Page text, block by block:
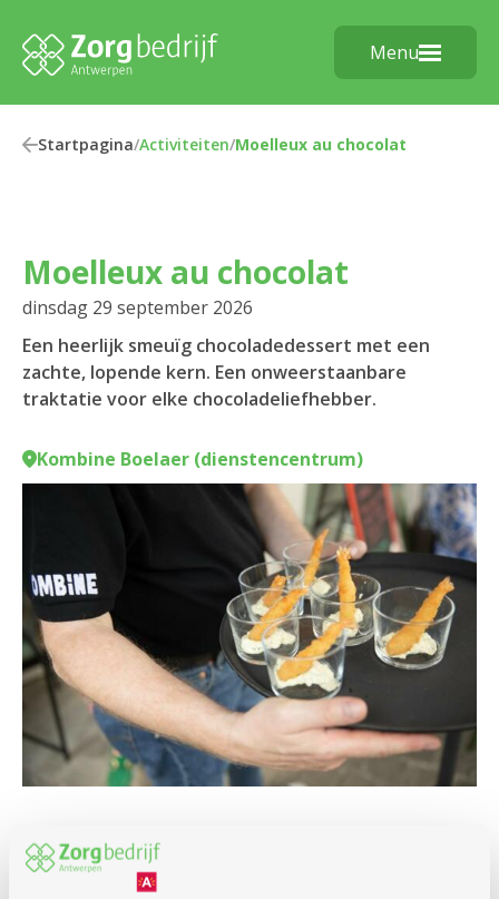
Menu
Startpagina/Activiteiten/Moelleux au chocolat
Moelleux au chocolat
dinsdag 29 september 2026
Een heerlijk smeuïg chocoladedessert met een
zachte, lopende kern. Een onweerstaanbare
traktatie voor elke chocoladeliefhebber.
Kombine Boelaer (dienstencentrum)
Culinair